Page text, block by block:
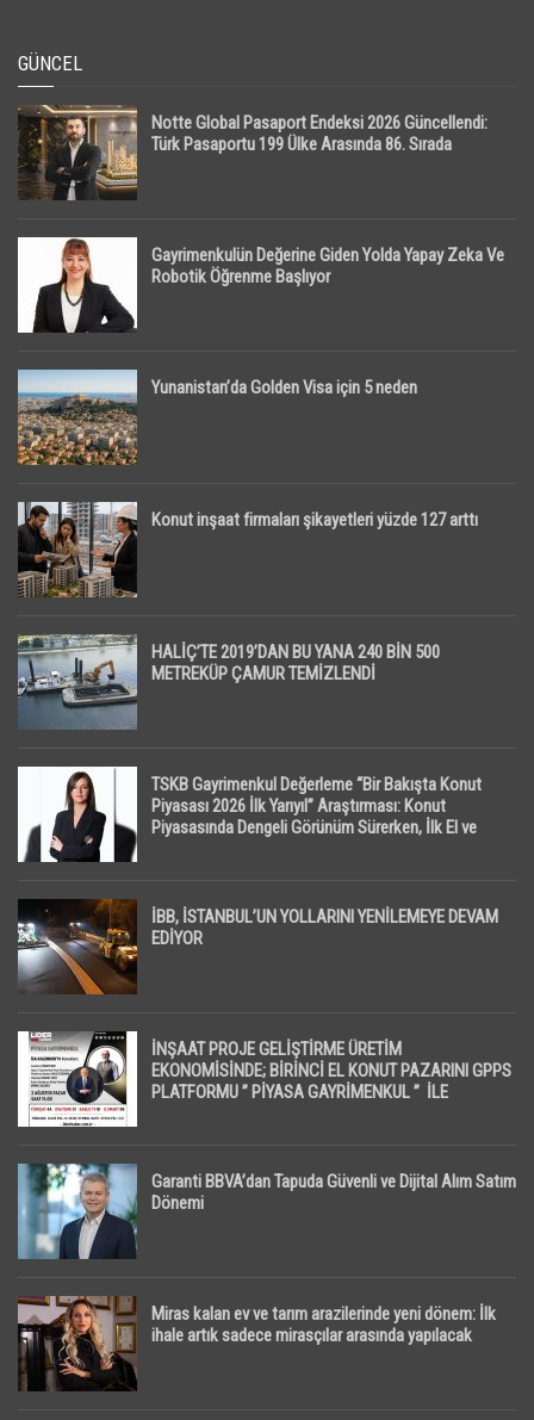
GÜNCEL
Notte Global Pasaport Endeksi 2026 Güncellendi:
Türk Pasaportu 199 Ülke Arasında 86. Sırada
Gayrimenkulün Değerine Giden Yolda Yapay Zeka Ve
Robotik Öğrenme Başlıyor
Yunanistan’da Golden Visa için 5 neden
Konut inşaat firmaları şikayetleri yüzde 127 arttı
HALİÇ’TE 2019’DAN BU YANA 240 BİN 500
METREKÜP ÇAMUR TEMİZLENDİ
TSKB Gayrimenkul Değerleme “Bir Bakışta Konut
Piyasası 2026 İlk Yarıyıl” Araştırması: Konut
Piyasasında Dengeli Görünüm Sürerken, İlk El ve
İBB, İSTANBUL’UN YOLLARINI YENİLEMEYE DEVAM
EDİYOR
İNŞAAT PROJE GELİŞTİRME ÜRETİM
EKONOMİSİNDE; BİRİNCİ EL KONUT PAZARINI GPPS
PLATFORMU ” PİYASA GAYRİMENKUL ” İLE
Garanti BBVA’dan Tapuda Güvenli ve Dijital Alım Satım
Dönemi
Miras kalan ev ve tarım arazilerinde yeni dönem: İlk
ihale artık sadece mirasçılar arasında yapılacak